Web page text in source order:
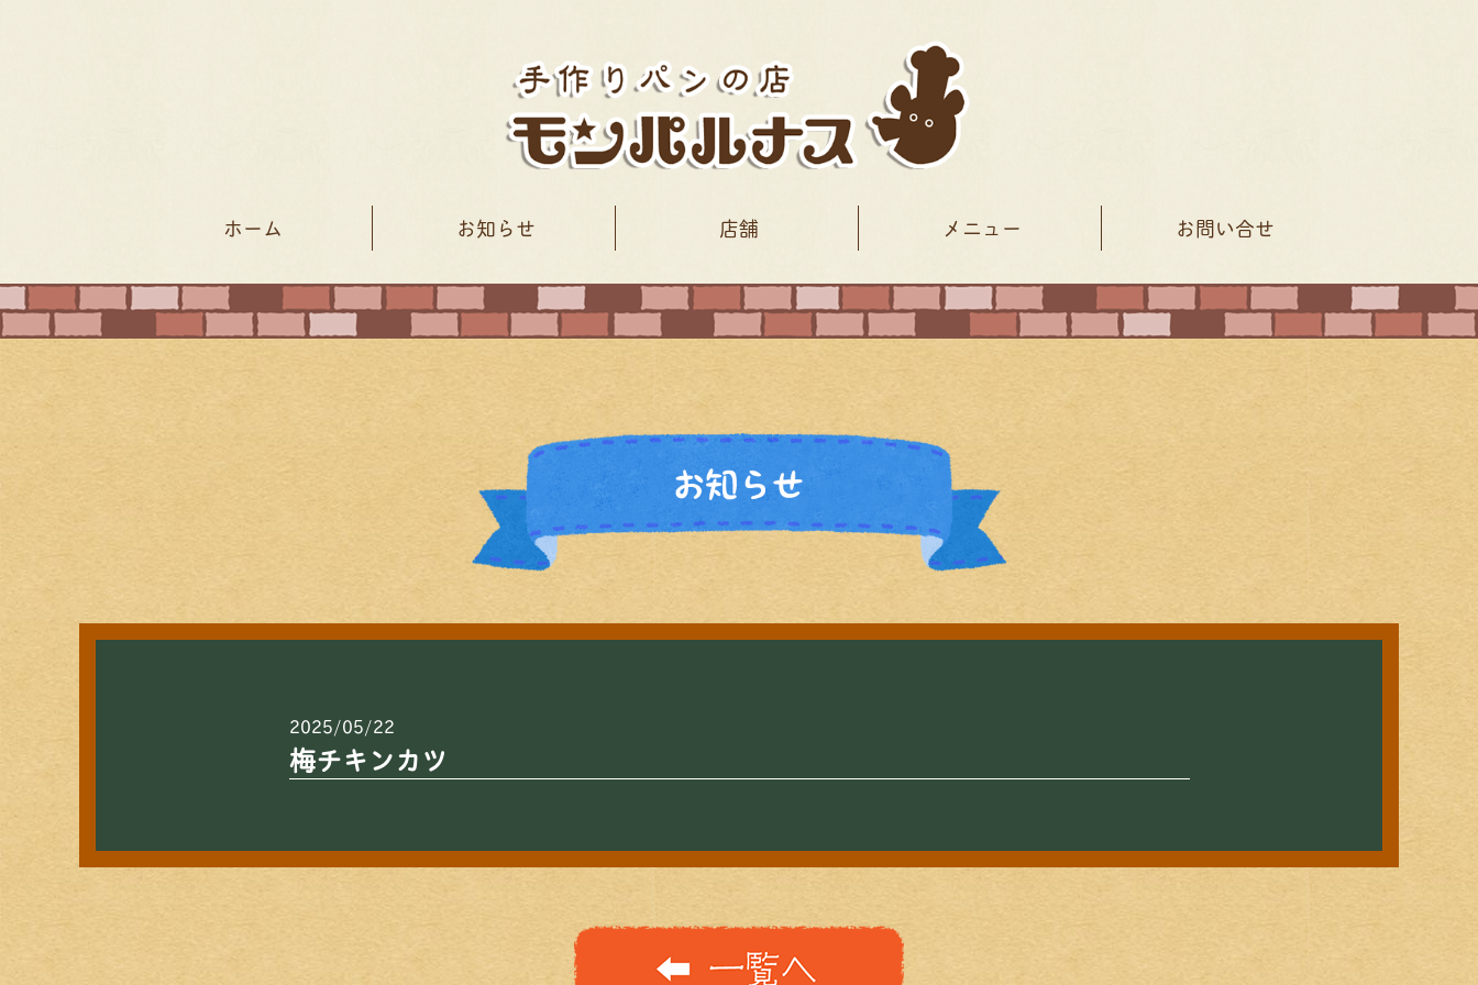
ホーム お知らせ 店舗 メニュー お問い合せ
2025/05/22
梅チキンカツ